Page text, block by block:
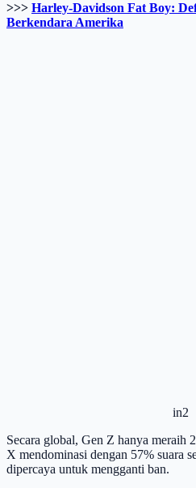
>>> Harley-Davidson Fat Boy:
Berkendara Amerika
in2
Secara global, Gen Z hanya meraih
X mendominasi dengan 57% suara
dipercaya untuk mengganti ban.